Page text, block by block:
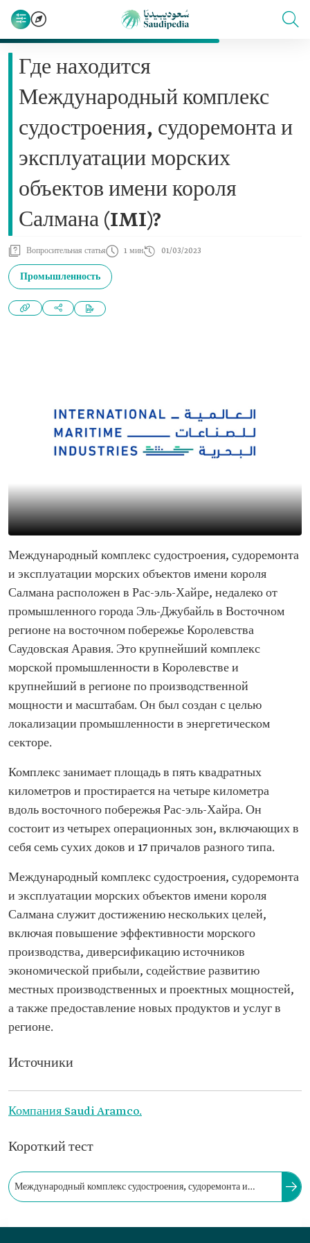
Где находится
Международный комплекс
судостроения, судоремонта и
эксплуатации морских
объектов имени короля
Салмана (IMI)?
Вопросительная статья 1 мин 01/03/2023
Промышленность
Международный комплекс судостроения, судоремонта
и эксплуатации морских объектов имени короля
Салмана расположен в Рас-эль-Хайре, недалеко от
промышленного города Эль-Джубайль в Восточном
регионе на восточном побережье Королевства
Саудовская Аравия. Это крупнейший комплекс
морской промышленности в Королевстве и
крупнейший в регионе по производственной
мощности и масштабам. Он был создан с целью
локализации промышленности в энергетическом
секторе.
Комплекс занимает площадь в пять квадратных
километров и простирается на четыре километра
вдоль восточного побережья Рас-эль-Хайра. Он
состоит из четырех операционных зон, включающих в
себя семь сухих доков и 17 причалов разного типа.
Международный комплекс судостроения, судоремонта
и эксплуатации морских объектов имени короля
Салмана служит достижению нескольких целей,
включая повышение эффективности морского
производства, диверсификацию источников
экономической прибыли, содействие развитию
местных производственных и проектных мощностей,
а также предоставление новых продуктов и услуг в
регионе.
Источники
Компания Saudi Aramco.
Короткий тест
Международный комплекс судостроения, судоремонта и